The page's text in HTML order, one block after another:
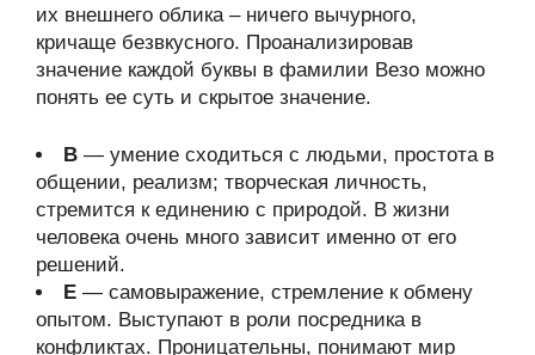
их внешнего облика – ничего вычурного,
кричаще безвкусного. Проанализировав
значение каждой буквы в фамилии Везо можно
понять ее суть и скрытое значение.
В — умение сходиться с людьми, простота в
общении, реализм; творческая личность,
стремится к единению с природой. В жизни
человека очень много зависит именно от его
решений.
Е — самовыражение, стремление к обмену
опытом. Выступают в роли посредника в
конфликтах. Проницательны, понимают мир